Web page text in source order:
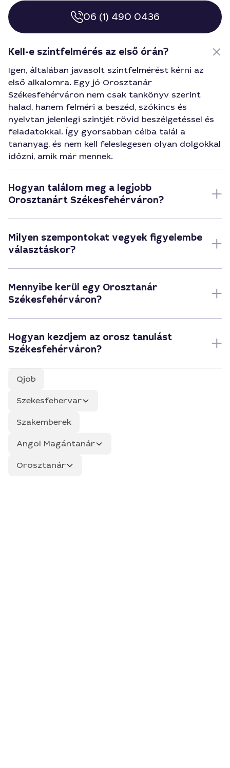
06 (1) 490 0436
Kell-e szintfelmérés az első órán?
Igen, általában javasolt szintfelmérést kérni az
első alkalomra. Egy jó Orosztanár
Székesfehérváron nem csak tankönyv szerint
halad, hanem felméri a beszéd, szókincs és
nyelvtan jelenlegi szintjét rövid beszélgetéssel és
feladatokkal. Így gyorsabban célba talál a
tananyag, és nem kell feleslegesen olyan dolgokkal
időzni, amik már mennek.
Hogyan találom meg a legjobb
Orosztanárt Székesfehérváron?
Milyen szempontokat vegyek figyelembe
választáskor?
Mennyibe kerül egy Orosztanár
Székesfehérváron?
Hogyan kezdjem az orosz tanulást
Székesfehérváron?
Qjob
Szekesfehervar
Szakemberek
Angol Magántanár
Orosztanár